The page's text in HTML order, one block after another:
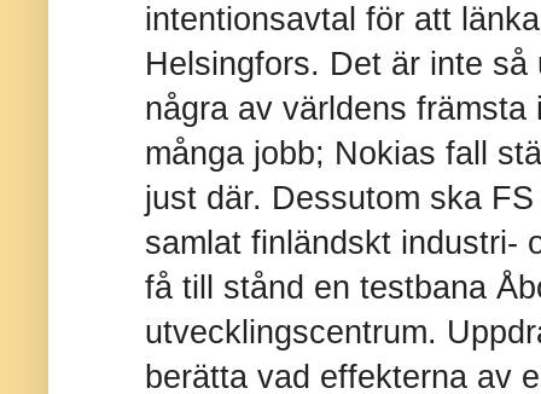
intentionsavtal för att
Helsingfors. Det är inte
några av världens främsta
många jobb; Nokias fall
just där. Dessutom ska
samlat finländskt industri-
få till stånd en testbana
utvecklingscentrum.
berätta vad effekterna av